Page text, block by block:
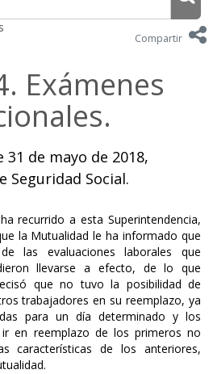
Compartir
Exámenes
31 de mayo de 2018,
Seguridad Social.
recurrido a esta Superintendencia,
la Mutualidad le ha informado que
las evaluaciones laborales que
llevarse a efecto, de lo que
que no tuvo la posibilidad de
trabajadores en su reemplazo, ya
para un día determinado y los
en reemplazo de los primeros no
características de los anteriores,